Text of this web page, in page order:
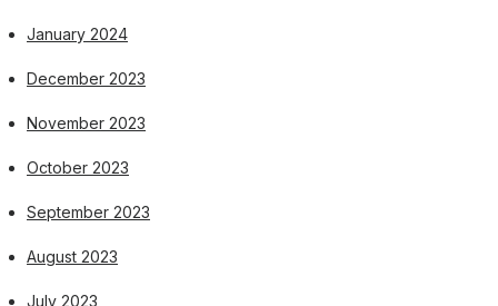
January 2024
December 2023
November 2023
October 2023
September 2023
August 2023
July 2023